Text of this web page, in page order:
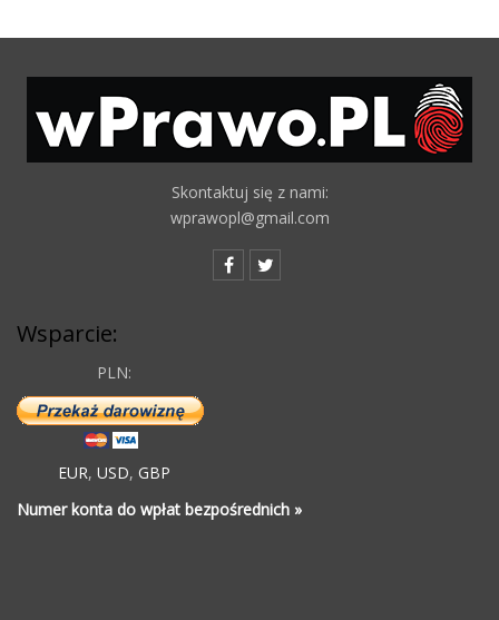
Skontaktuj się z nami:
wprawopl@gmail.com
Wsparcie:
PLN:
EUR, USD, GBP
Numer konta do wpłat bezpośrednich »